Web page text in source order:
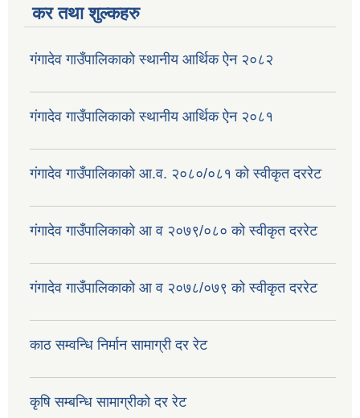
कर तथा शुल्कहरु
गंगादेव गाउँपालिकाको स्थानीय आर्थिक ऐन २०८२
गंगादेव गाउँपालिकाको स्थानीय आर्थिक ऐन २०८१
गंगादेव गाउँपालिकाको आ.व. २०८०/०८१ को स्वीकृत दररेट
गंगादेव गाउँपालिकाको आ व २०७९/०८० को स्वीकृत दररेट
गंगादेव गाउँपालिकाको आ व २०७८/०७९ को स्वीकृत दररेट
काठ सम्वन्धि निर्मान सामाग्री दर रेट
कृषि सम्बन्धि सामाग्रीको दर रेट